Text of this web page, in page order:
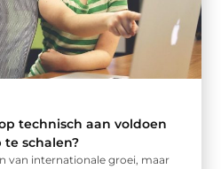
technisch aan voldoen
schalen?
van internationale groei, maar